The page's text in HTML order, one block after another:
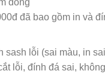
đã bao gồm in và
sash lỗi (sai màu, in
lỗi, đính đá sai,